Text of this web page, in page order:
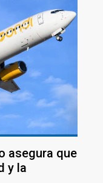
asegura que
y la